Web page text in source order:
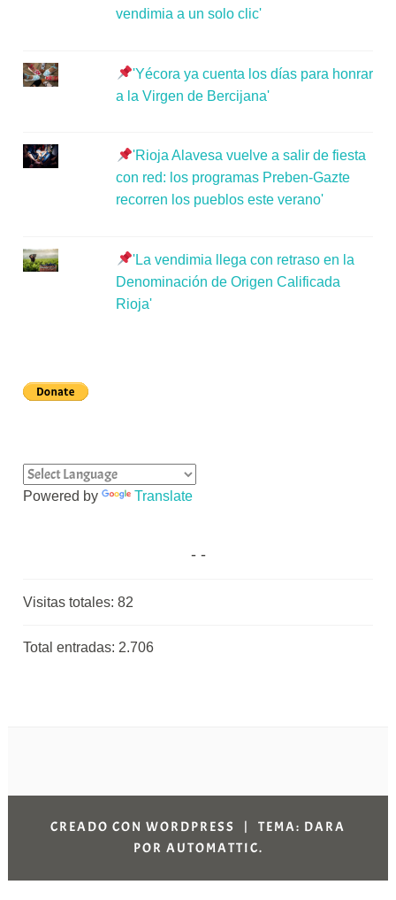
vendimia a un solo clic'
'Yécora ya cuenta los días para honrar
a la Virgen de Bercijana'
'Rioja Alavesa vuelve a salir de fiesta
con red: los programas Preben-Gazte
recorren los pueblos este verano'
'La vendimia llega con retraso en la
Denominación de Origen Calificada
Rioja'
Powered by Translate
Visitas totales:82
Total entradas:2.706
CREADO CON WORDPRESS |
TEMA: DARA
POR AUTOMATTIC.